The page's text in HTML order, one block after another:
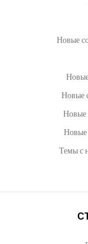
Настройки
Новые
Новые
Новые
Новые
Темы с